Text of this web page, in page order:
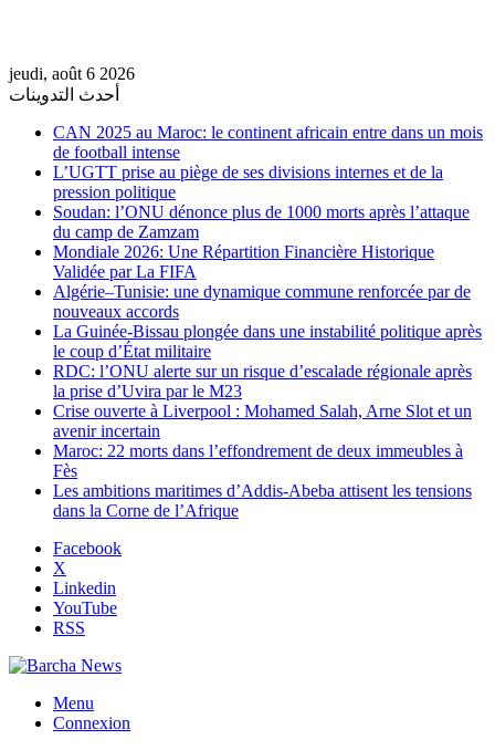
jeudi, août 6 2026
أحدث التدوينات
CAN 2025 au Maroc: le continent africain entre dans un mois
de football intense
L’UGTT prise au piège de ses divisions internes et de la
pression politique
Soudan: l’ONU dénonce plus de 1000 morts après l’attaque
du camp de Zamzam
Mondiale 2026: Une Répartition Financière Historique
Validée par La FIFA
Algérie–Tunisie: une dynamique commune renforcée par de
nouveaux accords
La Guinée-Bissau plongée dans une instabilité politique après
le coup d’État militaire
RDC: l’ONU alerte sur un risque d’escalade régionale après
la prise d’Uvira par le M23
Crise ouverte à Liverpool : Mohamed Salah, Arne Slot et un
avenir incertain
Maroc: 22 morts dans l’effondrement de deux immeubles à
Fès
Les ambitions maritimes d’Addis-Abeba attisent les tensions
dans la Corne de l’Afrique
Facebook
X
Linkedin
YouTube
RSS
Menu
Connexion